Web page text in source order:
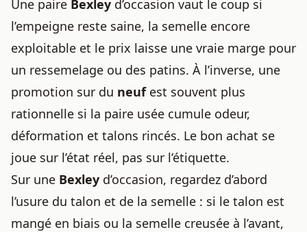
Une paire Bexley d’occasion vaut le coup si
l’empeigne reste saine, la semelle encore
exploitable et le prix laisse une vraie marge pour
un ressemelage ou des patins. À l’inverse, une
promotion sur du neufest souvent plus
rationnelle si la paire usée cumule odeur,
déformation et talons rincés. Le bon achat se
joue sur l’état réel, pas sur l’étiquette.
Sur une Bexley d’occasion, regardez d’abord
l’usure du talon et de la semelle : si le talon est
mangé en biais ou la semelle creusée à l’avant,